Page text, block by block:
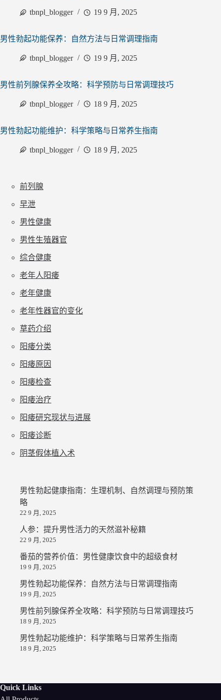
tbnpl_blogger 19 9 月, 2025
男性勃起功能保养：自然方法与日常调理指南
tbnpl_blogger 19 9 月, 2025
男性前列腺保养全攻略：科学预防与日常调理技巧
tbnpl_blogger 18 9 月, 2025
男性勃起功能维护：科学策略与日常养生指南
tbnpl_blogger 18 9 月, 2025
前列腺
早泄
男性健康
男性生殖器官
综合健康
老年人阳痿
老年健康
老年性器官的变化
草药介绍
阳痿分类
阳痿原因
阳痿检查
阳痿治疗
阳痿研究现状与进展
阳痿诊断
阴茎假体植入术
男性勃起健康指南：生理机制、自然调理与预防策
略
22 9 月, 2025
人参：提升男性活力的天然滋补秘籍
22 9 月, 2025
番茄的营养价值：男性健康饮食中的超级食材
19 9 月, 2025
男性勃起功能保养：自然方法与日常调理指南
19 9 月, 2025
男性前列腺保养全攻略：科学预防与日常调理技巧
18 9 月, 2025
男性勃起功能维护：科学策略与日常养生指南
18 9 月, 2025
Quick Links